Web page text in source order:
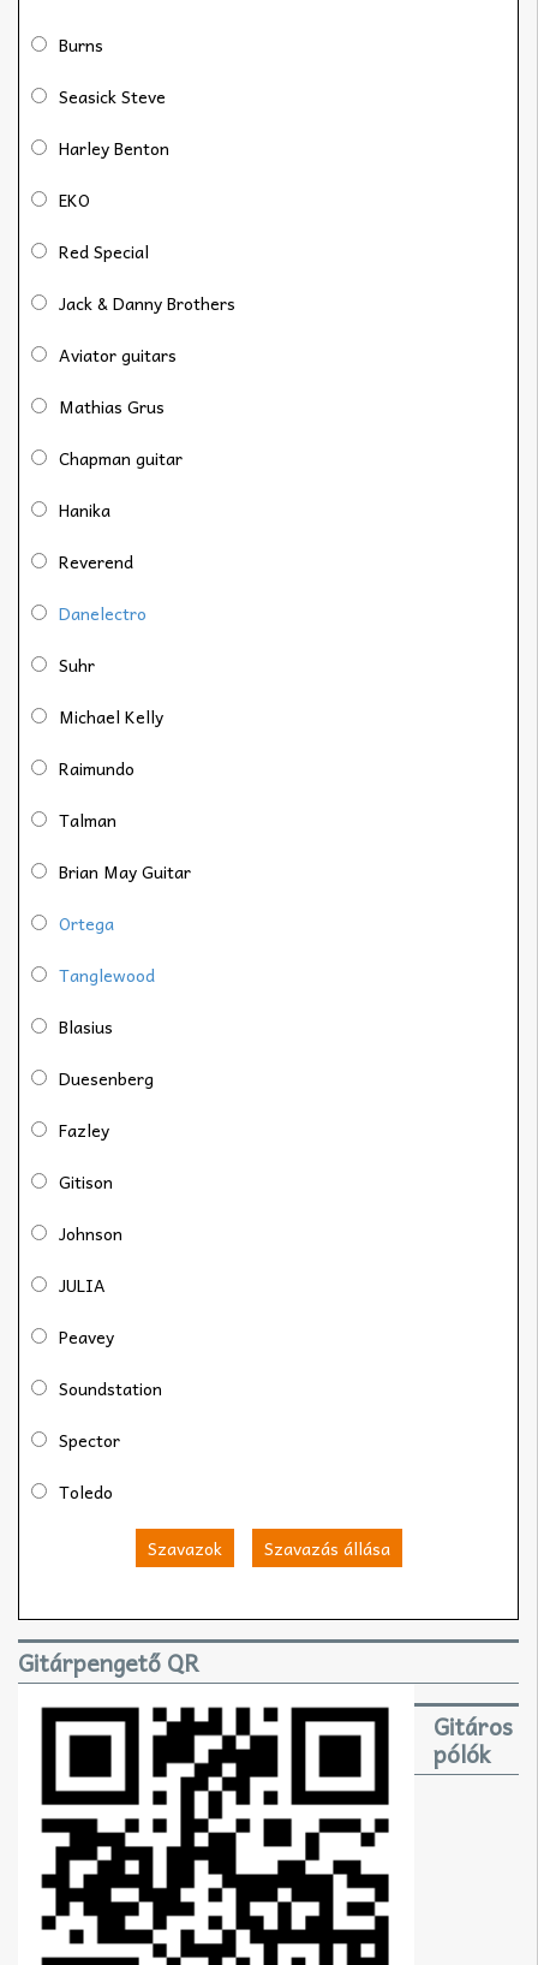
Burns
Seasick Steve
Harley Benton
EKO
Red Special
Jack & Danny Brothers
Aviator guitars
Mathias Grus
Chapman guitar
Hanika
Reverend
Danelectro
Suhr
Michael Kelly
Raimundo
Talman
Brian May Guitar
Ortega
Tanglewood
Blasius
Duesenberg
Fazley
Gitison
Johnson
JULIA
Peavey
Soundstation
Spector
Toledo
Szavazok Szavazás állása
Gitárpengető QR
Gitáros
pólók